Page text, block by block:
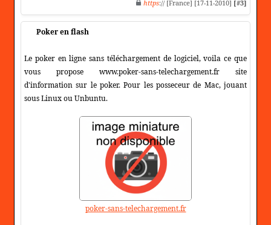
https:// [France] [17-11-2010] [#3]
Poker en flash
Le poker en ligne sans téléchargement de logiciel, voila ce que
vous propose www.poker-sans-telechargement.fr site
d'information sur le poker. Pour les posseceur de Mac, jouant
sous Linux ou Unbuntu.
poker-sans-telechargement.fr